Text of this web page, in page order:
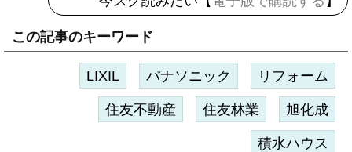
この記事のキーワード
LIXIL パナソニック リフォーム
住友不動産 住友林業 旭化成
積水ハウス